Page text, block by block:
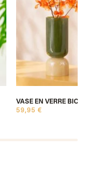
VASE EN VERRE
59,95 €